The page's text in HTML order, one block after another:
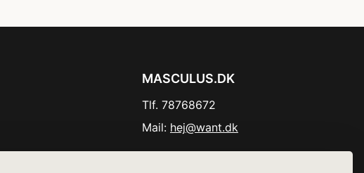
MASCULUS.DK
Tlf. 78768672
Mail: hej@want.dk